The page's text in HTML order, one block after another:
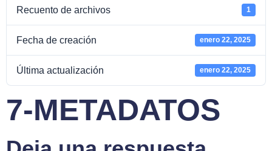
Recuento de archivos 1
Fecha de creación enero 22, 2025
Última actualización enero 22, 2025
7-METADATOS